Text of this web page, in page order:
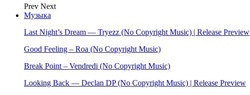
Prev Next
Музыка
Last Night’s Dream — Tryezz (No Copyright Music) | Release Preview
Good Feeling – Roa (No Copyright Music)
Break Point – Vendredi (No Copyright Music)
Looking Back — Declan DP (No Copyright Music) | Release Preview